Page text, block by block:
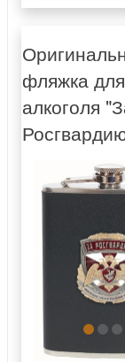
фляжка для
алкоголя